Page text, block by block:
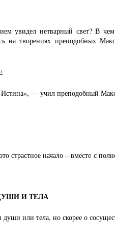
увидел нетварный свет? В чем
на творениях преподобных
Истина», — учил преподобный
страстное начало – вместе с
И ТЕЛА
или тела, но скорее о